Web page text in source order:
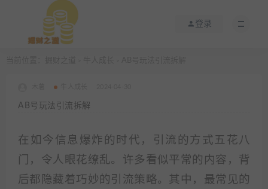
登录
AB号玩法引流拆解
在如今信息爆炸的时代，引流的方式五花八
门，令人眼花缭乱。许多看似平常的内容，背
后都隐藏着巧妙的引流策略。其中，最常见的